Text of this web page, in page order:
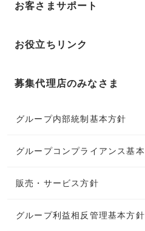
お客さまサポート
お役立ちリンク
募集代理店のみなさま
グループ内部統制基本方針
グループコンプライアンス基
販売・サービス方針
グループ利益相反管理基本方針